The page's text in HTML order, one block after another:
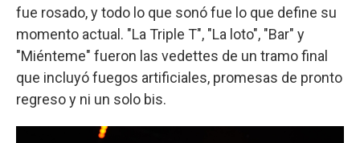
fue rosado, y todo lo que sonó fue lo que define su
momento actual. "La Triple T", "La loto", "Bar" y
"Miénteme" fueron las vedettes de un tramo final
que incluyó fuegos artificiales, promesas de pronto
regreso y ni un solo bis.